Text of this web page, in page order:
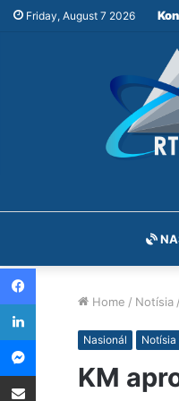
Friday, August 7 2026
Home / Notísia /
Nasionál Notísia
KM
Facebook
LinkedIn
Messenger